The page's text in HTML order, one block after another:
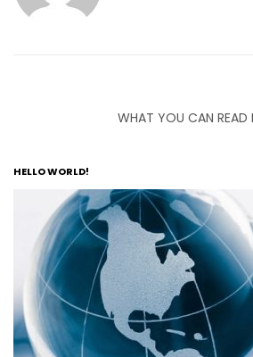
WHAT YOU CAN READ
HELLO WORLD!